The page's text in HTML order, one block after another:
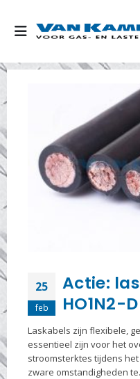
25
feb
Actie:
HO1N2-D
Laskabels zijn flexibele,
essentieel zijn voor het
stroomsterktes tijdens
zware omstandigheden